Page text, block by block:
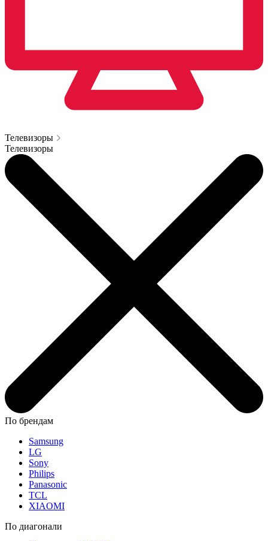
Телевизоры
Телевизоры
По брендам
Samsung
LG
Sony
Philips
Panasonic
TCL
XIAOMI
По диагонали